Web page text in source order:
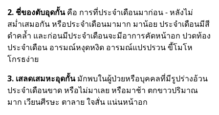
2. ชี่ของตับอุดกั้นคือ การที่ประจำเดือนมาก่อน - หลังไม่
สม่ำเสมอกัน หรือประจำเดือนมามาก มาน้อย ประจำเดือนมีสี
ดำคล้ำ และก่อนมีประจำเดือนจะมีอาการคัดหน้าอก ปวดท้อง
ประจำเดือน อารมณ์หงุดหงิด อารมณ์แปรปรวน ขี้โมโห
โกรธง่าย
3. เสลดเสมหะอุดกั้นมักพบในผู้ป่วยหรือบุคคลที่มีรูปร่างอ้วน
ประจำเดือนขาด หรือไม่มาเลย หรือมาช้า ตกขาวปริมาณ
มาก เวียนศีรษะ ตาลาย ใจสั่น แน่นหน้าอก